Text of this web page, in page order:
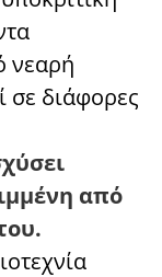
νεαρή
σε διάφορες
από